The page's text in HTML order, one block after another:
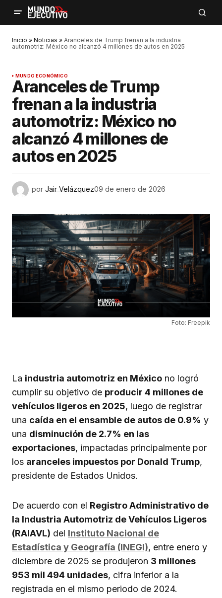
Inicio » Noticias » Aranceles de Trump frenan a la industria
automotriz: México no alcanzó 4 millones de autos en 2025
MUNDO ECONÓMICO
Aranceles de Trump
frenan a la industria
automotriz: México no
alcanzó 4 millones de
autos en 2025
por Jair Velázquez09 de enero de 2026
Foto: Freepik
La industria automotriz en México no logró
cumplir su objetivo de producir 4 millones de
vehículos ligeros en 2025, luego de registrar
una caída en el ensamble de autos de 0.9% y
una disminución de 2.7% en las
exportaciones, impactadas principalmente por
los aranceles impuestos por Donald Trump,
presidente de Estados Unidos.
De acuerdo con el Registro Administrativo de
la Industria Automotriz de Vehículos Ligeros
(RAIAVL) del Instituto Nacional de
Estadística y Geografía (INEGI), entre enero y
diciembre de 2025 se produjeron 3 millones
953 mil 494 unidades, cifra inferior a la
registrada en el mismo periodo de 2024.